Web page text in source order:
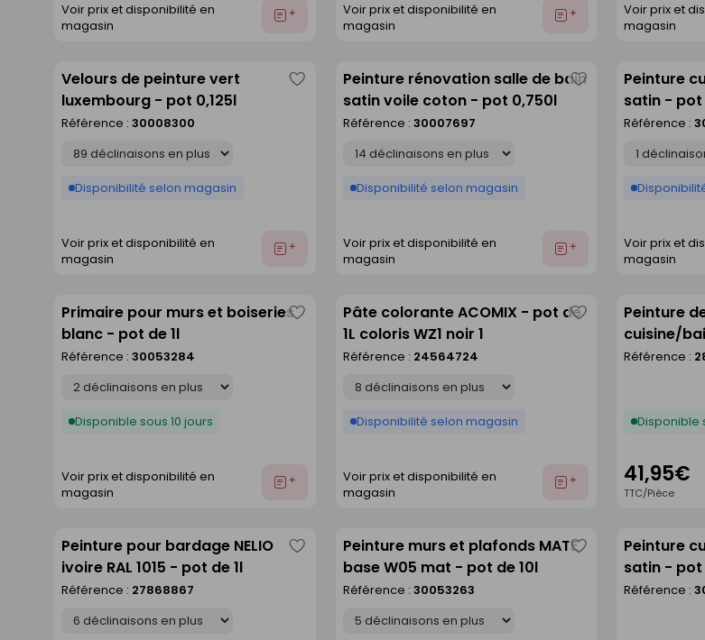
Voir prix et disponibilité en
magasin
Ajouter
Voir prix et disponibilité en
magasin
Ajouter
Voir prix et
magasin
Velours de peinture vert
luxembourg - pot 0,125l
Référence : 30008300
Disponibilité selon magasin
Voir prix et disponibilité en
magasin
Ajouter
Enregistrer
comme
Peinture rénovation salle de bain
satin voile coton - pot 0,750l
Référence : 30007697
Disponibilité selon magasin
Voir prix et disponibilité en
magasin
Ajouter
Enregistrer
comme
Peinture
satin - pot
Référence :
Voir prix et
magasin
Primaire pour murs et boiseries
blanc - pot de 1l
Référence : 30053284
Disponible sous 10 jours
Voir prix et disponibilité en
magasin
Ajouter
Enregistrer
comme
Pâte colorante ACOMIX - pot de
1L coloris WZ1 noir 1
Référence : 24564724
Disponibilité selon magasin
Voir prix et disponibilité en
magasin
Ajouter
Enregistrer
comme
Peinture
cuisine/
lRéférence :
Disponible
41,95€
TTC/Pièce
Peinture pour bardage NELIO
ivoire RAL 1015 - pot de 1l
Référence : 27868867
Enregistrer
comme
Peinture murs et plafonds MATE
base W05 mat - pot de 10l
Référence : 30053263
Enregistrer
comme
Peinture
satin - pot
Référence :